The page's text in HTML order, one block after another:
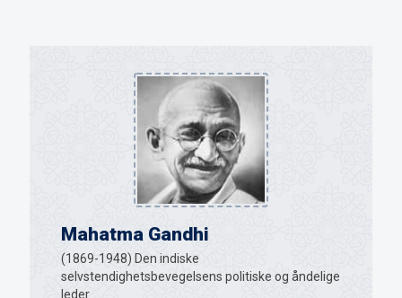
Mahatma Gandhi
(1869-1948) Den indiske
selvstendighetsbevegelsens politiske og åndelige
leder